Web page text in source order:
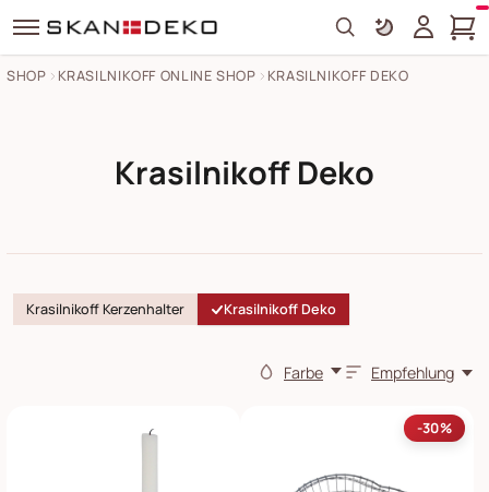
Search
SHOP KRASILNIKOFF ONLINE SHOP KRASILNIKOFF DEKO
Krasilnikoff Deko
Krasilnikoff Kerzenhalter Krasilnikoff Deko
Farbe Empfehlung
-30%